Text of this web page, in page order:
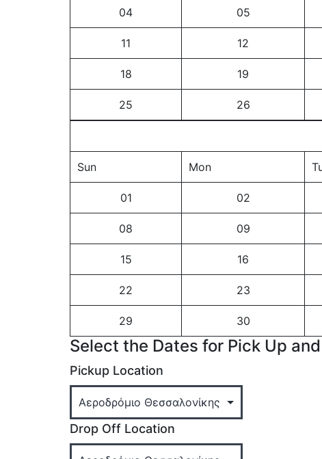
04 05
11 12
18 19
25 26
Sun Mon
01 02
08 09
15 16
22 23
29 30
Select the Dates for Pick Up
Pickup Location
Drop Off Location